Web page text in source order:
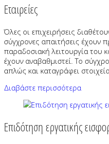
Εταιρείες
Όλες οι επιχειρήσεις
σύγχρονες απαιτήσεις έχουν
παραδοσιακή λειτουργία του
έχουν αναβαθμιστεί. Το
απλώς και καταγράφει
Διαβάστε περισσότερα
Επιδότηση εργατικής